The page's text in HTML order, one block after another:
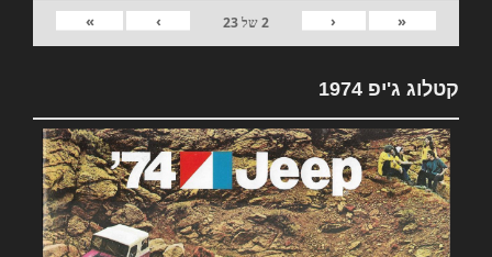
«
‹
2של23
›
»
קטלוג ג'יפ 1974